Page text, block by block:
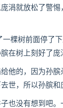
涓就放松了警
树前面停了
在树上刻好了庞
的，因为孙膑
世，所以孙膑和
没有想到吧。